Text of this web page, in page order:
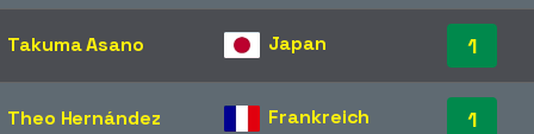
Takuma Asano Japan 1
Theo Hernández Frankreich 1